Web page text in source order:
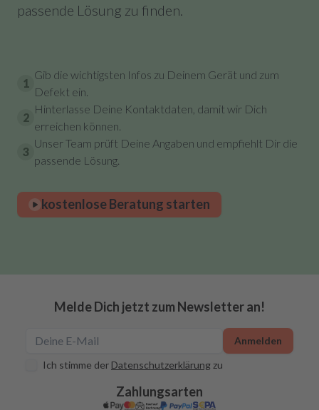
passende Lösung zu finden.
1
Gib die wichtigsten Infos zu Deinem Gerät und zum
Defekt ein.
2
Hinterlasse Deine Kontaktdaten, damit wir Dich
erreichen können.
3
Unser Team prüft Deine Angaben und empfiehlt Dir die
passende Lösung.
kostenlose Beratung starten
Melde Dich jetzt zum Newsletter an!
Ich stimme der Datenschutzerklärung zu
Anmelden
Zahlungsarten